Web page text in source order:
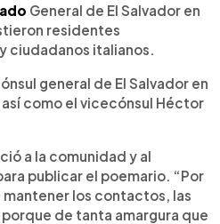
General de El Salvador en
residentes
ciudadanos italianos.
general de El Salvador en
como el vicecónsul Héctor
a la comunidad y al
publicar el poemario. “Por
los contactos, las
de tanta amargura que